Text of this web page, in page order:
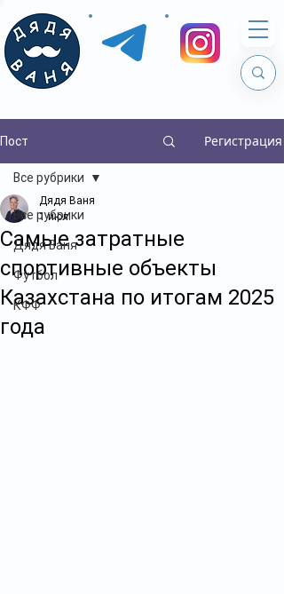
Пост Регистрация
Все рубрики
Дядя Ваня
Футбол
КФФ
Все рубрики
Самые затратные
спортивные объекты
Казахстана по итогам 2025
года
Дядя Ваня
1 июл.